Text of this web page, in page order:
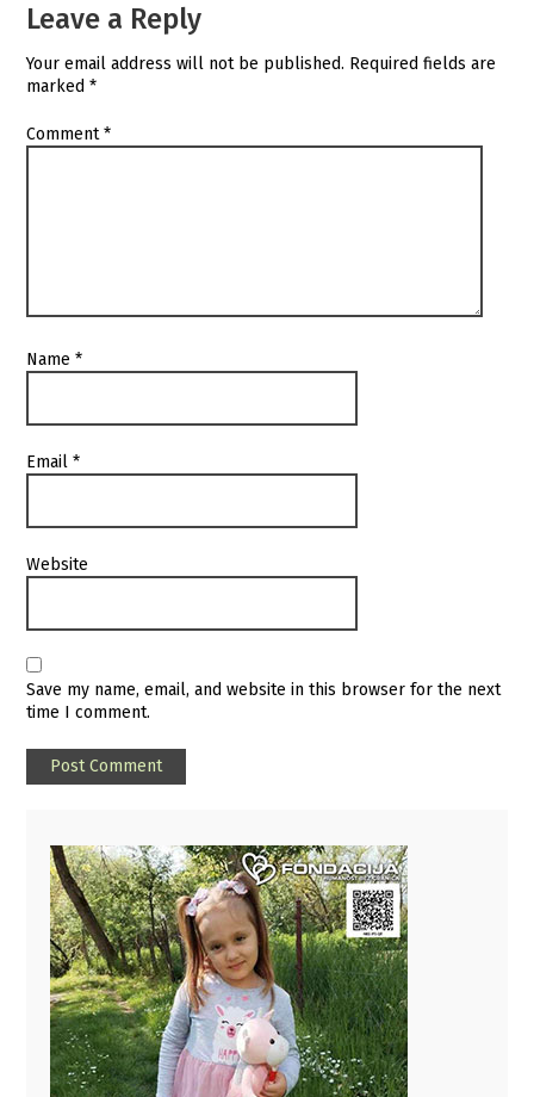
Leave a Reply
Your email address will not be published. Required fields are
marked*
Comment*
Name*
Email*
Website
Save my name, email, and website in this browser for the next
time I comment.